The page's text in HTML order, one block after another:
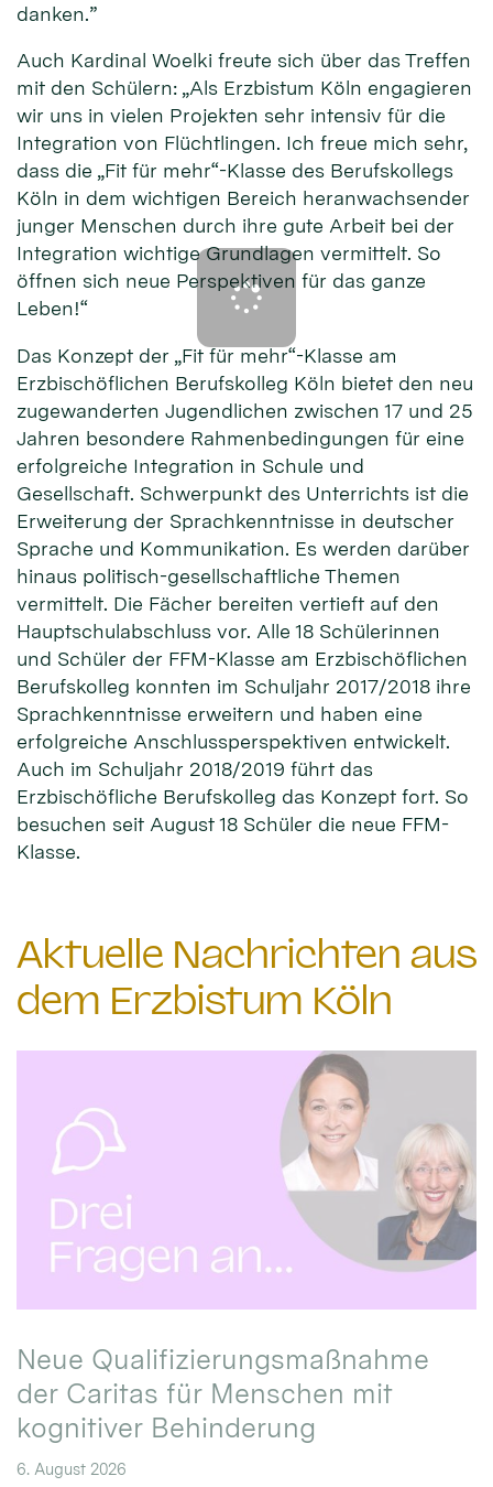
danken.”
Auch Kardinal Woelki freute sich über das Treffen
mit den Schülern: „Als Erzbistum Köln engagieren
wir uns in vielen Projekten sehr intensiv für die
Integration von Flüchtlingen. Ich freue mich sehr,
dass die „Fit für mehr“-Klasse des Berufskollegs
Köln in dem wichtigen Bereich heranwachsender
junger Menschen durch ihre gute Arbeit bei der
Integration wichtige Grundlagen vermittelt. So
öffnen sich neue Perspektiven für das ganze
Leben!“
Das Konzept der „Fit für mehr“-Klasse am
Erzbischöflichen Berufskolleg Köln bietet den neu
zugewanderten Jugendlichen zwischen 17 und 25
Jahren besondere Rahmenbedingungen für eine
erfolgreiche Integration in Schule und
Gesellschaft. Schwerpunkt des Unterrichts ist die
Erweiterung der Sprachkenntnisse in deutscher
Sprache und Kommunikation. Es werden darüber
hinaus politisch-gesellschaftliche Themen
vermittelt. Die Fächer bereiten vertieft auf den
Hauptschulabschluss vor. Alle 18 Schülerinnen
und Schüler der FFM-Klasse am Erzbischöflichen
Berufskolleg konnten im Schuljahr 2017/2018 ihre
Sprachkenntnisse erweitern und haben eine
erfolgreiche Anschlussperspektiven entwickelt.
Auch im Schuljahr 2018/2019 führt das
Erzbischöfliche Berufskolleg das Konzept fort. So
besuchen seit August 18 Schüler die neue FFM-
Klasse.
Aktuelle Nachrichten aus
dem Erzbistum Köln
Neue Qualifizierungsmaßnahme
der Caritas für Menschen mit
kognitiver Behinderung
6. August 2026